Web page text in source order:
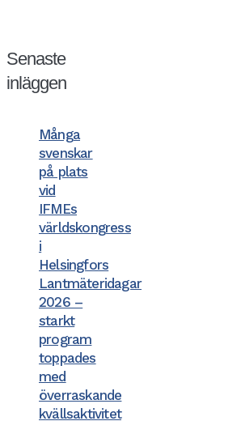
Senaste
inläggen
Många
svenskar
på plats
vid
IFMEs
världskongress
i
Helsingfors
Lantmäteridagar
2026 –
starkt
program
toppades
med
överraskande
kvällsaktivitet